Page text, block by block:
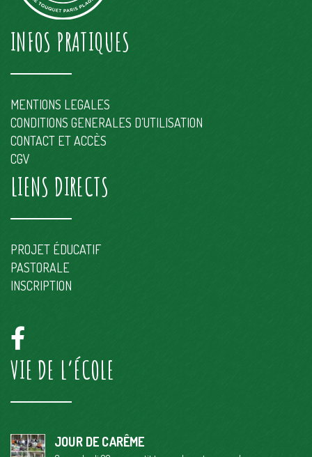
INFOS PRATIQUES
MENTIONS LEGALES
CONDITIONS GENERALES D’UTILISATION
CONTACT ET ACCÈS
CGV
LIENS DIRECTS
PROJET ÉDUCATIF
PASTORALE
INSCRIPTION
VIE DE L’ÉCOLE
JOUR DE CARÊME